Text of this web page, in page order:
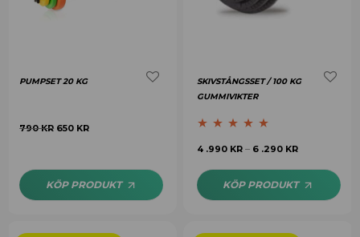
PUMPSET 20 KG
790KR 650 KR
KÖP PRODUKT
SKIVSTÅNGSSET / 100 KG
GUMMIVIKTER
Betygsatt 5.00
4 .990 KR – 6 .290 KR
KÖP PRODUKT